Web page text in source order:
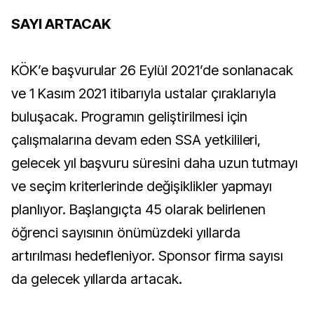
SAYI ARTACAK
KÖK’e başvurular 26 Eylül 2021’de sonlanacak
ve 1 Kasım 2021 itibarıyla ustalar çıraklarıyla
buluşacak. Programın geliştirilmesi için
çalışmalarına devam eden SSA yetkilileri,
gelecek yıl başvuru süresini daha uzun tutmayı
ve seçim kriterlerinde değişiklikler yapmayı
planlıyor. Başlangıçta 45 olarak belirlenen
öğrenci sayısının önümüzdeki yıllarda
artırılması hedefleniyor. Sponsor firma sayısı
da gelecek yıllarda artacak.